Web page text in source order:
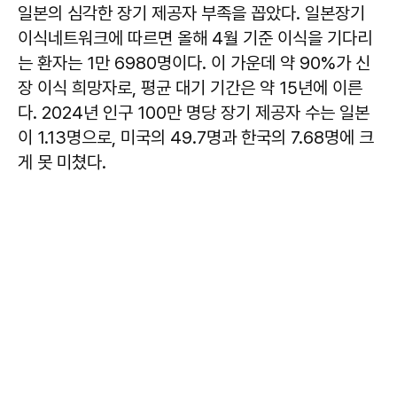
일본의 심각한 장기 제공자 부족을 꼽았다. 일본장기
이식네트워크에 따르면 올해 4월 기준 이식을 기다리
는 환자는 1만 6980명이다. 이 가운데 약 90%가 신
장 이식 희망자로, 평균 대기 기간은 약 15년에 이른
다. 2024년 인구 100만 명당 장기 제공자 수는 일본
이 1.13명으로, 미국의 49.7명과 한국의 7.68명에 크
게 못 미쳤다.